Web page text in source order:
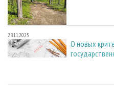
28.11.2025
О новых